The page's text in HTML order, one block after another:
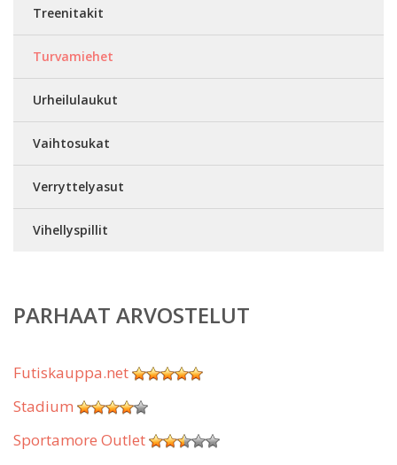
Treenitakit
Turvamiehet
Urheilulaukut
Vaihtosukat
Verryttelyasut
Vihellyspillit
PARHAAT ARVOSTELUT
Futiskauppa.net
Stadium
Sportamore Outlet